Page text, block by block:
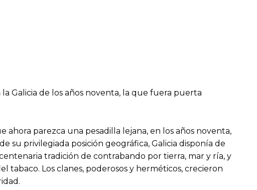
Galicia de los años noventa, la que fuera puerta
parezca una pesadilla lejana, en los años noventa,
su privilegiada posición geográfica, Galicia disponía de
tradición de contrabando por tierra, mar y ría, y
tabaco. Los clanes, poderosos y herméticos, crecieron